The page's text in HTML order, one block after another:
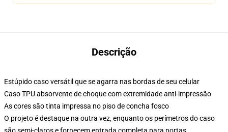
Descrição
Estúpido caso versátil que se agarra nas bordas de seu celular
Caso TPU absorvente de choque com extremidade anti-impressão
As cores são tinta impressa no piso de concha fosco
O projeto é destaque na outra vez, enquanto os perímetros do caso